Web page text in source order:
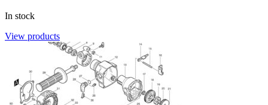
In stock
View products